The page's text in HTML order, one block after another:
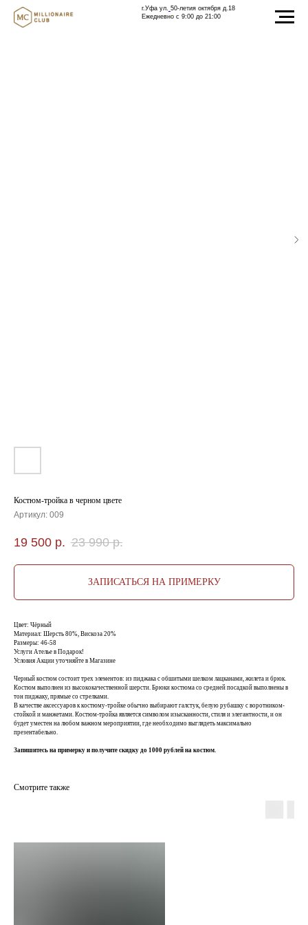
г.Уфа ул. 50-летия октября д.18
Ежедневно с 9:00 до 21:00
Костюм-тройка в черном цвете
Артикул: 009
19 500 р. 23 990 р.
ЗАПИСАТЬСЯ НА ПРИМЕРКУ
Цвет: Чёрный
Материал: Шерсть 80%, Вискоза 20%
Размеры: 46-58
Услуги Ателье в Подарок!
Условия Акции уточняйте в Магазине
Черный костюм состоит трех элементов: из пиджака с обшитыми шелком лацканами, жилета и брюк.
Костюм выполнен из высококачественной шерсти. Брюки костюма со средней посадкой выполнены в
тон пиджаку, прямые со стрелками.
В качестве аксессуаров к костюму-тройке обычно выбирают галстук, белую рубашку с воротником-
стойкой и манжетами. Костюм-тройка является символом изысканности, стиля и элегантности, и он
будет уместен на любом важном мероприятии, где необходимо выглядеть максимально
презентабельно.
Запишитесь на примерку и получите скидку до 1000 рублей на костюм.
Смотрите также